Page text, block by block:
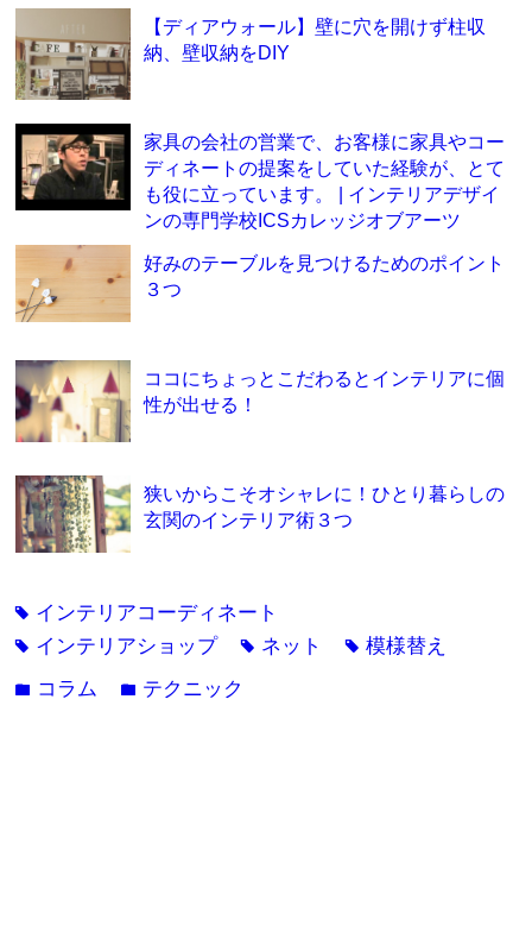
【ディアウォール】壁に穴を開けず柱収
納、壁収納をDIY
家具の会社の営業で、お客様に家具やコー
ディネートの提案をしていた経験が、とて
も役に立っています。 | インテリアデザイ
ンの専門学校ICSカレッジオブアーツ
好みのテーブルを見つけるためのポイント
３つ
ココにちょっとこだわるとインテリアに個
性が出せる！
狭いからこそオシャレに！ひとり暮らしの
玄関のインテリア術３つ
tag インテリアコーディネート
tag インテリアショップ tag ネット tag模様替え
folder コラム folder テクニック